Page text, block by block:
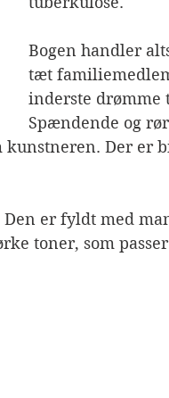
Bogen handler
tæt
inderste drømme
Spændende og
Der er
er fyldt med
toner, som